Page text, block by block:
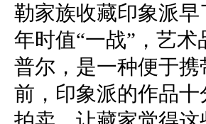
勒家族收藏印象派
年时值“一战”，艺
普尔，是一种便于
前，印象派的作品